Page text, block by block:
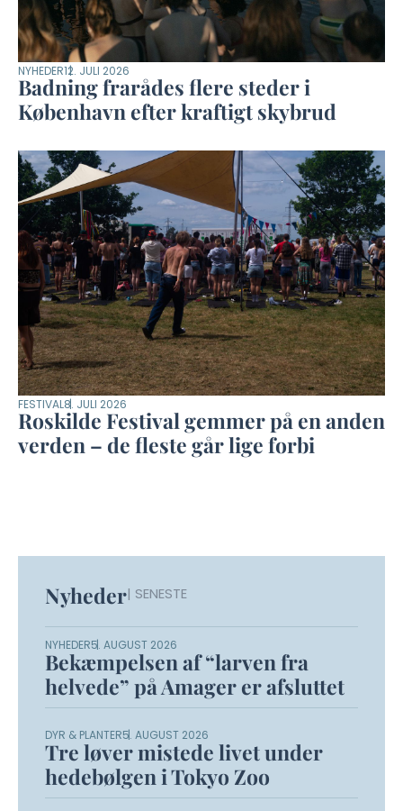
NYHEDER12. JULI 2026
Badning frarådes flere steder i
København efter kraftigt skybrud
FESTIVAL8. JULI 2026
Roskilde Festival gemmer på en anden
verden – de fleste går lige forbi
Nyheder| SENESTE
NYHEDER5. AUGUST 2026
Bekæmpelsen af “larven fra
helvede” på Amager er afsluttet
DYR & PLANTER5. AUGUST 2026
Tre løver mistede livet under
hedebølgen i Tokyo Zoo